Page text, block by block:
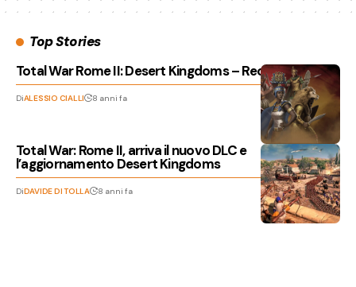
Top Stories
Total War Rome II: Desert Kingdoms – Recensione
DiALESSIO CIALLI 8 anni fa
Total War: Rome II, arriva il nuovo DLC e
l’aggiornamento Desert Kingdoms
DiDAVIDE DI TOLLA 8 anni fa